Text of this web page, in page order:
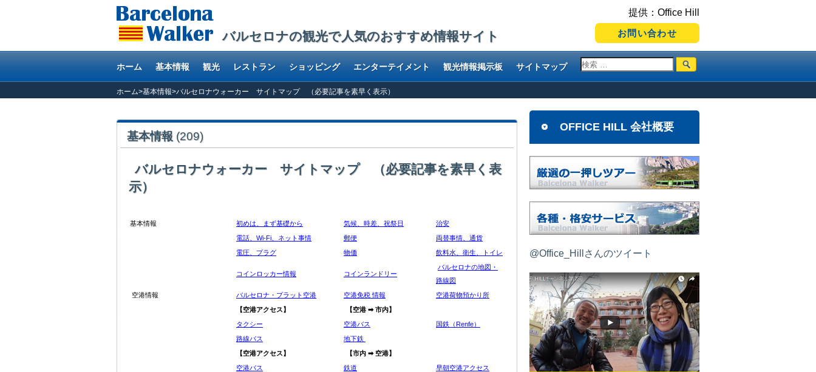
バルセロナの観光で人気のおすすめ情報サイト
提供：Office Hill
お問い合わせ
ホーム 基本情報 観光 レストラン ショッピング エンターテイメント 観光情報掲示板 サイトマップ
ホーム>基本情報>バルセロナウォーカー サイトマップ （必要記事を素早く表示）
基本情報 (209)
バルセロナウォーカー サイトマップ （必要記事を素早く表
示）
基本情報 初めは、まず基礎から 気候、時差、祝祭日
治安
電話、Wi-Fi、ネット事情
郵便
両替事情、通貨
電圧、プラグ
物価 飲料水、衛生、トイレ
コインロッカー情報 コインランドリー
バルセロナの地図・
路線図
空港情報
バルセロナ・プラット空港 空港免税 情報
空港荷物預かり所
【空港アクセス】
【空港 ➡ 市内】
タクシー
空港バス
国鉄（Renfe）
路線バス
地下鉄
【空港アクセス】
【市内 ➡ 空港】
空港バス
鉄道 早朝空港アクセス
OFFICE HILL 会社概要
@Office_Hillさんのツイート